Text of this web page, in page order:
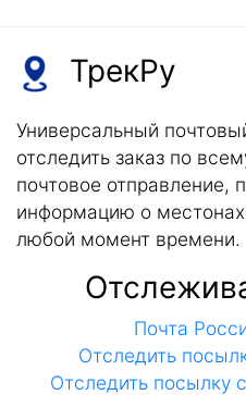
ТрекРу
Универсальный
отследить заказ по
почтовое отправление,
информацию о
любой момент времени.
Почта
Отследить
Отследить посылку